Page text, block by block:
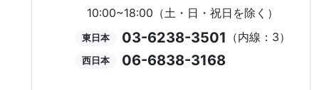
10:00~18:00（土・日・祝日を除く）
東日本 03-6238-3501 （内線：3）
西日本 06-6838-3168